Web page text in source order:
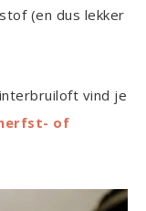
(en dus lekker
vind je
of